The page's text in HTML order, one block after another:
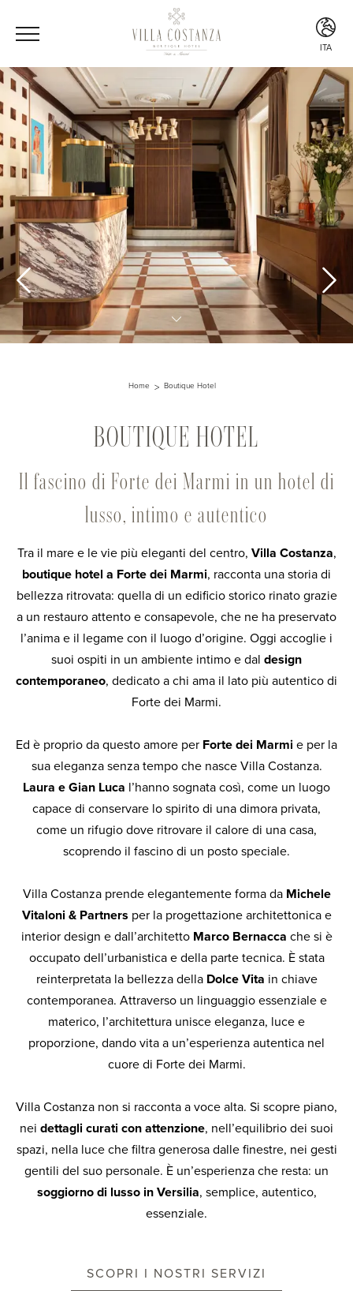
ITA
ITA
ENG
Home Boutique Hotel
BOUTIQUE HOTEL
Il fascino di Forte dei Marmi in un hotel di
lusso, intimo e autentico
Tra il mare e le vie più eleganti del centro, Villa Costanza,
boutique hotel a Forte dei Marmi, racconta una storia di
bellezza ritrovata: quella di un edificio storico rinato grazie
a un restauro attento e consapevole, che ne ha preservato
l’anima e il legame con il luogo d’origine. Oggi accoglie i
suoi ospiti in un ambiente intimo e dal design
contemporaneo, dedicato a chi ama il lato più autentico di
Forte dei Marmi.
Ed è proprio da questo amore per Forte dei Marmie per la
sua eleganza senza tempo che nasce Villa Costanza.
Laura e Gian Luca l’hanno sognata così, come un luogo
capace di conservare lo spirito di una dimora privata,
come un rifugio dove ritrovare il calore di una casa,
scoprendo il fascino di un posto speciale.
Villa Costanza prende elegantemente forma da Michele
Vitaloni & Partners per la progettazione architettonica e
interior design e dall’architetto Marco Bernacca che si è
occupato dell’urbanistica e della parte tecnica. È stata
reinterpretata la bellezza della Dolce Vita in chiave
contemporanea. Attraverso un linguaggio essenziale e
materico, l’architettura unisce eleganza, luce e
proporzione, dando vita a un’esperienza autentica nel
cuore di Forte dei Marmi.
Villa Costanza non si racconta a voce alta. Si scopre piano,
nei dettagli curati con attenzione, nell’equilibrio dei suoi
spazi, nella luce che filtra generosa dalle finestre, nei gesti
gentili del suo personale. È un’esperienza che resta: un
soggiorno di lusso in Versilia, semplice, autentico,
essenziale.
SCOPRI I NOSTRI SERVIZI